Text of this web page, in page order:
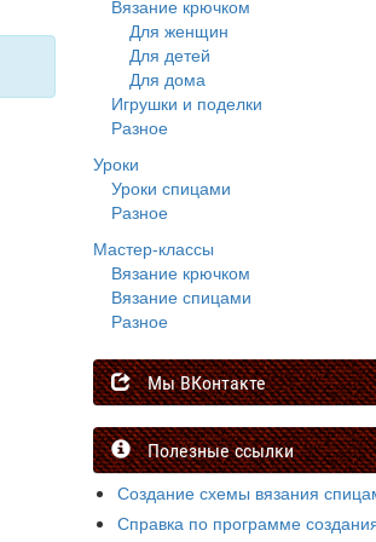
Вязание крючком
Для женщин
Для детей
Для дома
Игрушки и поделки
Разное
Уроки
Уроки спицами
Разное
Мастер-классы
Вязание крючком
Вязание спицами
Разное
Мы ВКонтакте
Полезные ссылки
Создание схемы вязания
Справка по программе